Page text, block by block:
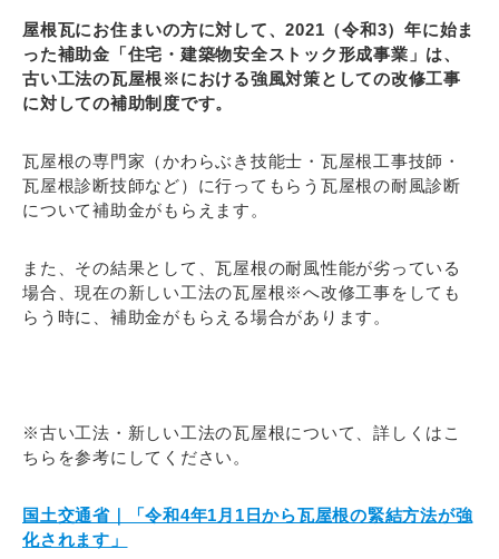
屋根瓦にお住まいの方に対して、2021（令和3）年に始ま
った補助金「住宅・建築物安全ストック形成事業」は、
古い工法の瓦屋根※における強風対策としての改修工事
に対しての補助制度です。
瓦屋根の専門家（かわらぶき技能士・瓦屋根工事技師・
瓦屋根診断技師など）に行ってもらう瓦屋根の耐風診断
について補助金がもらえます。
また、その結果として、瓦屋根の耐風性能が劣っている
場合、現在の新しい工法の瓦屋根※へ改修工事をしても
らう時に、補助金がもらえる場合があります。
※古い工法・新しい工法の瓦屋根について、詳しくはこ
ちらを参考にしてください。
国土交通省｜「令和4年1月1日から瓦屋根の緊結方法が強
化されます」